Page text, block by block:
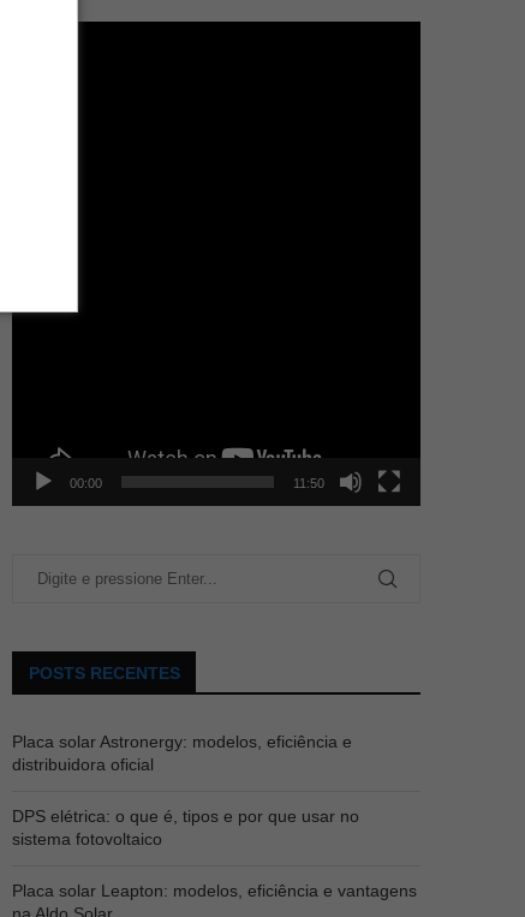
00:00 11:50
POSTS RECENTES
Placa solar Astronergy: modelos, eficiência e
distribuidora oficial
DPS elétrica: o que é, tipos e por que usar no
sistema fotovoltaico
Placa solar Leapton: modelos, eficiência e vantagens